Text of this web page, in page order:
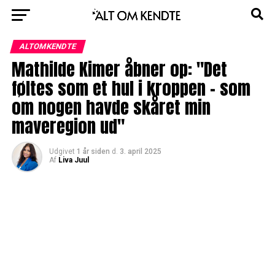
ALTOMKENDTE
Mathilde Kimer åbner op: "Det
føltes som et hul i kroppen - som
om nogen havde skåret min
maveregion ud"
Udgivet 1 år siden d. 3. april 2025
Af Liva Juul